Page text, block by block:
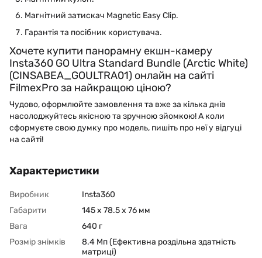
Магнітний затискач Magnetic Easy Clip.
Гарантія та посібник користувача.
Хочете купити панорамну екшн-камеру
Insta360 GO Ultra Standard Bundle (Arctic White)
(CINSABEA_GOULTRA01) онлайн на сайті
FilmexPro за найкращою ціною?
Чудово, оформлюйте замовлення та вже за кілька днів
насолоджуйтесь якісною та зручною зйомкою! А коли
сформуєте свою думку про модель, пишіть про неї у відгуці
на сайті!
Характеристики
Виробник
Insta360
Габарити
145 x 78.5 x 76 мм
Вага
640 г
Розмір знімків
8.4 Мп (Ефективна роздільна здатність
матриці)